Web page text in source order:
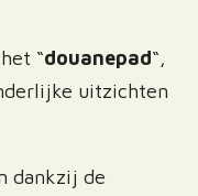
“douanepad“,
uitzichten
dankzij de